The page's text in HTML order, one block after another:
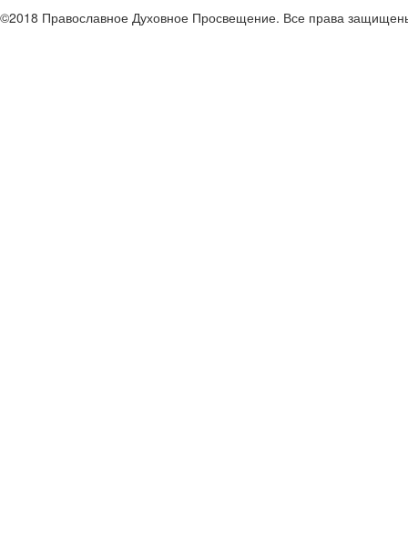
©2018 Православное Духовное Просвещение. Все права